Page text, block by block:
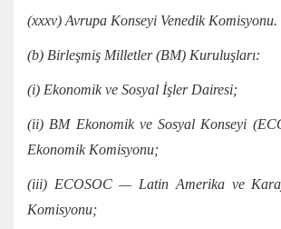
(xxxv) Avrupa Konseyi Venedik Komisyonu.
(b) Birleşmiş Milletler (BM) Kuruluşları:
(i) Ekonomik ve Sosyal İşler Dairesi;
(ii) BM Ekonomik ve Sosyal Konseyi
Ekonomik Komisyonu;
(iii) ECOSOC — Latin Amerika ve
Komisyonu;